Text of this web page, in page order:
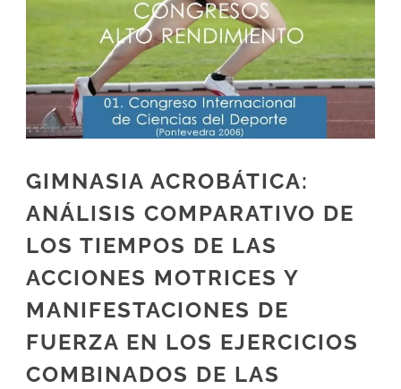
GIMNASIA ACROBÁTICA:
ANÁLISIS COMPARATIVO DE
LOS TIEMPOS DE LAS
ACCIONES MOTRICES Y
MANIFESTACIONES DE
FUERZA EN LOS EJERCICIOS
COMBINADOS DE LAS